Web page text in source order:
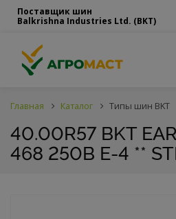
Поставщик шин
Balkrishna Industries Ltd. (BKT)
Главная Каталог Типы шин BKT
40.00R57 BKT
468 250B E-4 **